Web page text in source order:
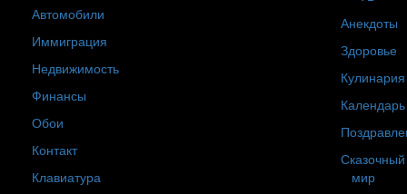
Автомобили
Иммиграция
Недвижимость
Финансы
Обои
Контакт
Клавиатура
Анекдоты
Здоровье
Кулинария
Календарь
Сказочный
мир